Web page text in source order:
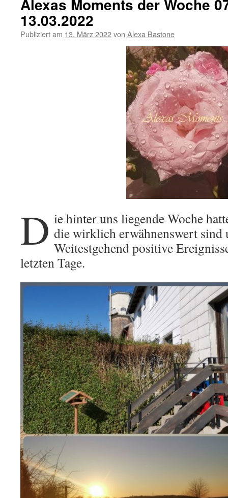
Alexas Moments der Woche
13.03.2022
Publiziert am 13. März 2022von Alexa Bastone
D ie hinter uns liegende Woche
die wirklich erwähnenswert sind
Weitestgehend positive
letzten Tage.